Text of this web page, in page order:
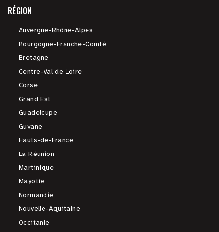
RÉGION
Auvergne-Rhône-Alpes
Bourgogne-Franche-Comté
Bretagne
Centre-Val de Loire
Corse
Grand Est
Guadeloupe
Guyane
Hauts-de-France
La Réunion
Martinique
Mayotte
Normandie
Nouvelle-Aquitaine
Occitanie